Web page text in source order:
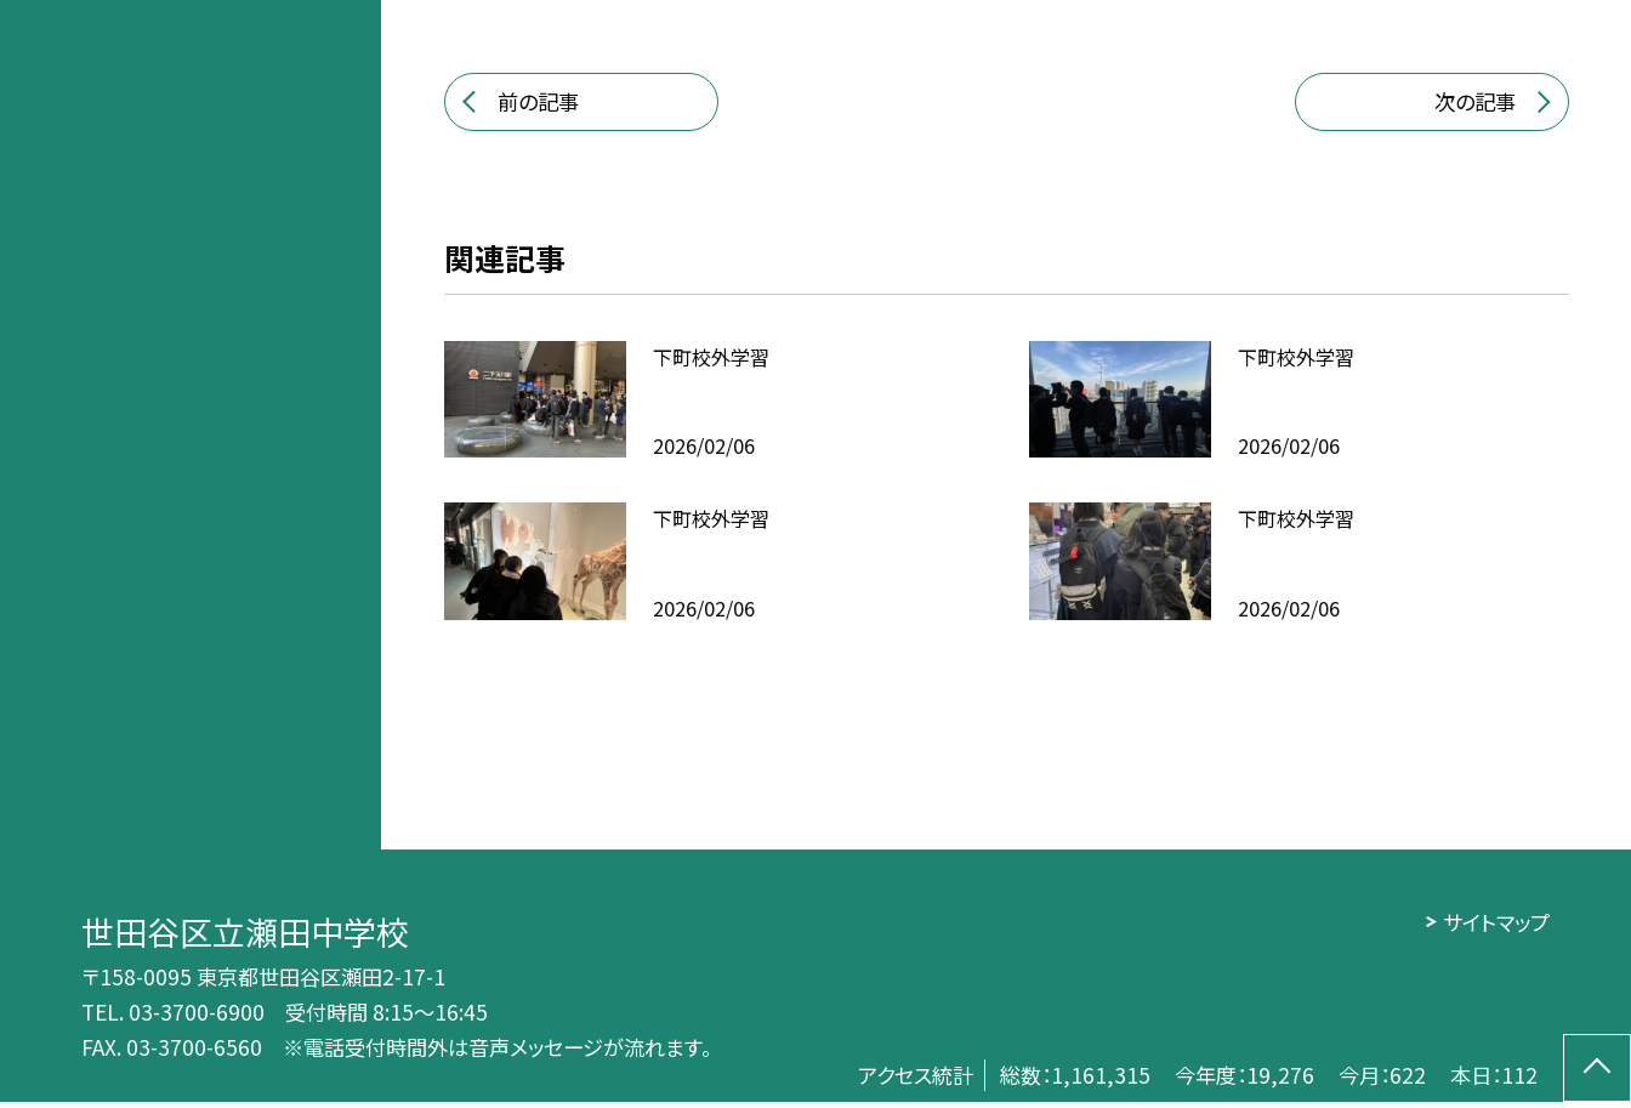
前の記事 次の記事
関連記事
下町校外学習
2026/02/06
下町校外学習
2026/02/06
下町校外学習
2026/02/06
下町校外学習
2026/02/06
世田谷区立瀬田中学校
〒158-0095 東京都世田谷区瀬田2-17-1
TEL. 03-3700-6900 受付時間 8:15～16:45
FAX. 03-3700-6560 ※電話受付時間外は音声メッセージが流れます。
サイトマップ
アクセス統計 総数：1,161,315 今年度：19,276 今月：622 本日：112